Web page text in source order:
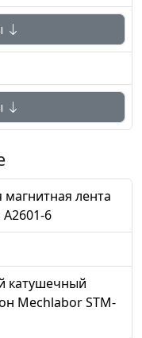
магнитная лента
6
катушечный
Mechlabor STM-